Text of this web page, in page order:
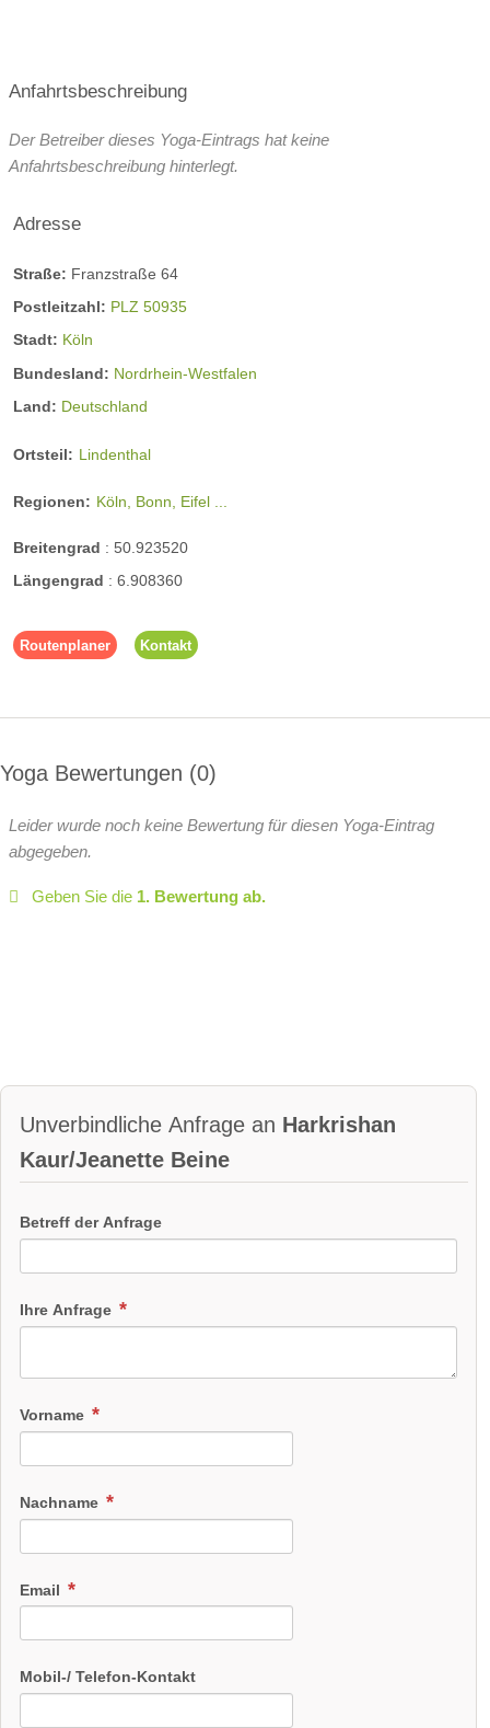
Anfahrtsbeschreibung
Der Betreiber dieses Yoga-Eintrags hat keine
Anfahrtsbeschreibung hinterlegt.
Adresse
Straße: Franzstraße 64
Postleitzahl: PLZ 50935
Stadt: Köln
Bundesland: Nordrhein-Westfalen
Land: Deutschland
Ortsteil: Lindenthal
Regionen: Köln, Bonn, Eifel ...
Breitengrad : 50.923520
Längengrad : 6.908360
Routenplaner Kontakt
Yoga Bewertungen 0
Leider wurde noch keine Bewertung für diesen Yoga-Eintrag
abgegeben.
Geben Sie die 1. Bewertung ab.
Unverbindliche Anfrage an Harkrishan
Kaur/Jeanette Beine
Betreff der Anfrage
Ihre Anfrage
Vorname
Nachname
Email
Mobil-/ Telefon-Kontakt